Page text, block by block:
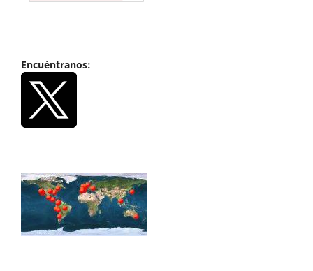
Encuéntranos: